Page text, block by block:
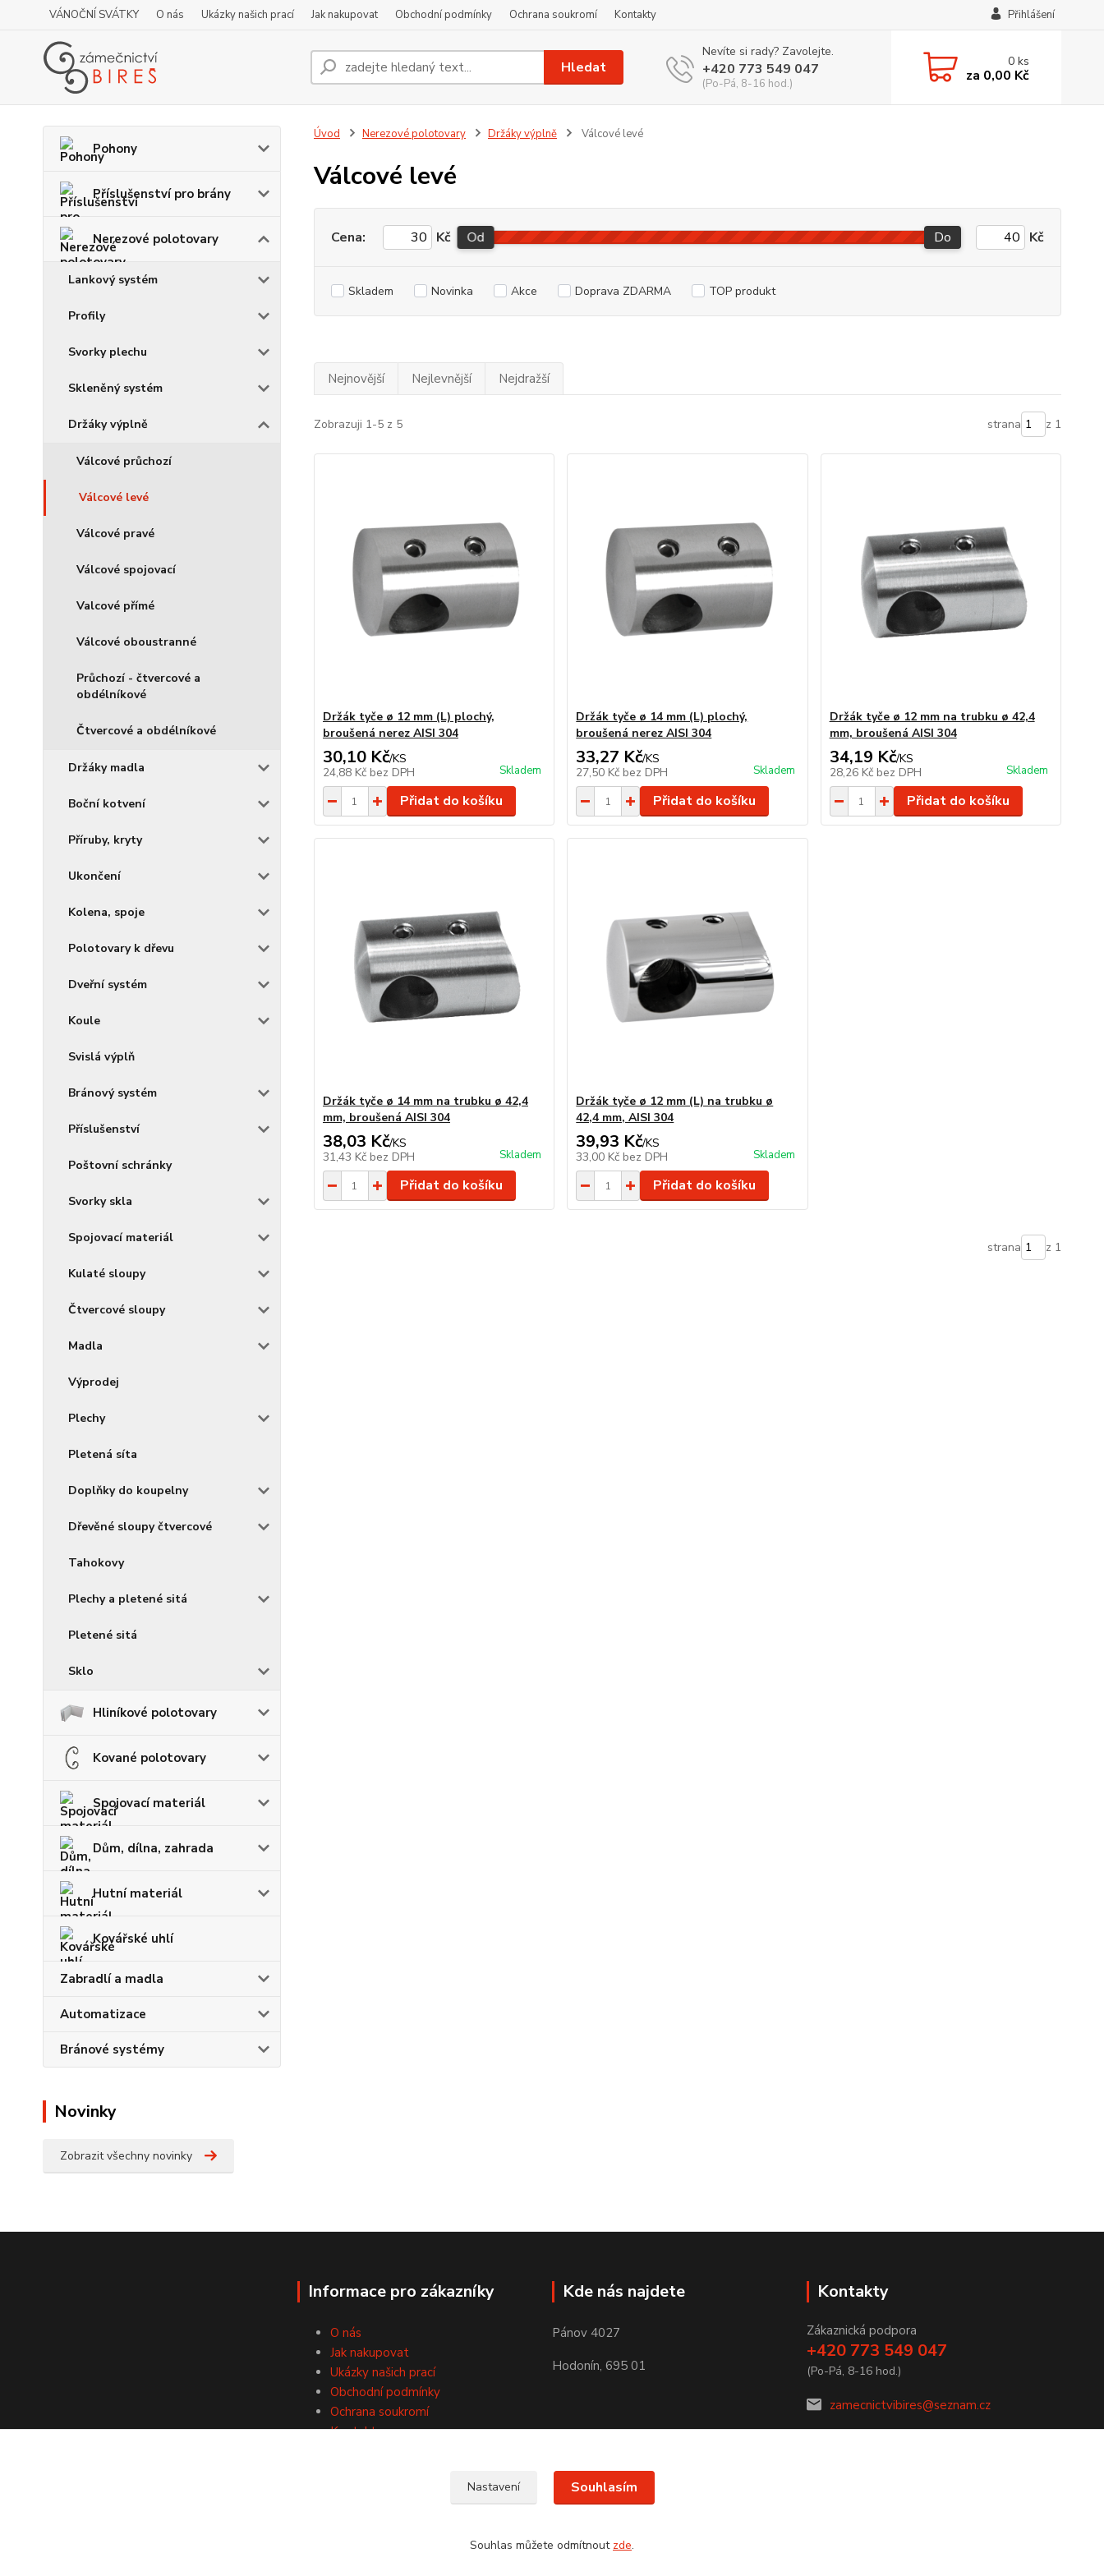
VÁNOČNÍ SVÁTKY O nás Ukázky našich prací Jak nakupovat Obchodní podmínky Ochrana soukromí Kontakty Přihlášení
Hledat
Nevíte si rady? Zavolejte.
+420 773 549 047
(Po-Pá, 8-16 hod.)
0ks
za 0,00 Kč
Pohony
Příslušenství pro brány
Nerezové polotovary
Lankový systém
Profily
Svorky plechu
Skleněný systém
Držáky výplně
Válcové průchozí
Válcové levé
Válcové pravé
Válcové spojovací
Valcové přímé
Válcové oboustranné
Průchozí - čtvercové a
obdélníkové
Čtvercové a obdélníkové
Držáky madla
Boční kotvení
Příruby, kryty
Ukončení
Kolena, spoje
Polotovary k dřevu
Dveřní systém
Koule
Svislá výplň
Bránový systém
Příslušenství
Poštovní schránky
Svorky skla
Spojovací materiál
Kulaté sloupy
Čtvercové sloupy
Madla
Výprodej
Plechy
Pletená síta
Doplňky do koupelny
Dřevěné sloupy čtvercové
Tahokovy
Plechy a pletené sitá
Pletené sitá
Sklo
Hliníkové polotovary
Kované polotovary
Spojovací materiál
Dům, dílna, zahrada
Hutní materiál
Kovářské uhlí
Zabradlí a madla
Automatizace
Bránové systémy
Novinky
Zobrazit všechny novinky
Úvod Nerezové polotovary Držáky výplně Válcové levé
Válcové levé
Cena: Kč Od Do Kč
Skladem Novinka Akce Doprava ZDARMA TOP produkt
Nejnovější Nejlevnější Nejdražší
Zobrazuji 1-5 z 5 strana z 1
Držák tyče ø 12 mm (L) plochý,
broušená nerez AISI 304
30,10 Kč/KS
24,88 Kč bez DPH Skladem
Přidat do košíku
Držák tyče ø 14 mm (L) plochý,
broušená nerez AISI 304
33,27 Kč/KS
27,50 Kč bez DPH Skladem
Přidat do košíku
Držák tyče ø 12 mm na trubku ø 42,4
mm, broušená AISI 304
34,19 Kč/KS
28,26 Kč bez DPH Skladem
Přidat do košíku
Držák tyče ø 14 mm na trubku ø 42,4
mm, broušená AISI 304
38,03 Kč/KS
31,43 Kč bez DPH Skladem
Přidat do košíku
Držák tyče ø 12 mm (L) na trubku ø
42,4 mm, AISI 304
39,93 Kč/KS
33,00 Kč bez DPH Skladem
Přidat do košíku
strana z 1
Informace pro zákazníky
O nás
Jak nakupovat
Ukázky našich prací
Obchodní podmínky
Ochrana soukromí
Kontakty
Kde nás najdete
Pánov 4027
Hodonín, 695 01
Kontakty
Zákaznická podpora
+420 773 549 047
(Po-Pá, 8-16 hod.)
zamecnictvibires@seznam.cz
Nastavení Souhlasím
Souhlas můžete odmítnout zde.